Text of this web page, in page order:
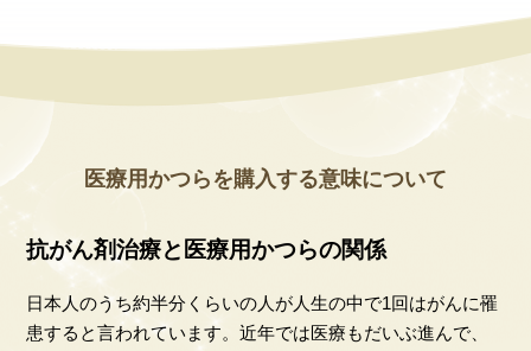
医療用かつらを購入する意味について
抗がん剤治療と医療用かつらの関係
日本人のうち約半分くらいの人が人生の中で1回はがんに罹
患すると言われています。近年では医療もだいぶ進んで、